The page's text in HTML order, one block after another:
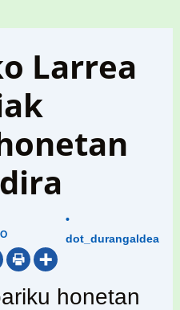
Larrea
•
dot_durangaldea
honetan